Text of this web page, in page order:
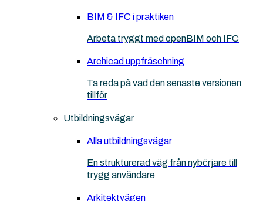
BIM & IFC i praktiken
Arbeta tryggt med openBIM och IFC
Archicad uppfräschning
Ta reda på vad den senaste versionen
tillför
Utbildningsvägar
Alla utbildningsvägar
En strukturerad väg från nybörjare till
trygg användare
Arkitektvägen